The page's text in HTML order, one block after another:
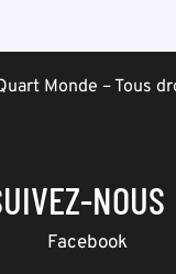
Monde – Tous
NOUS
Facebook